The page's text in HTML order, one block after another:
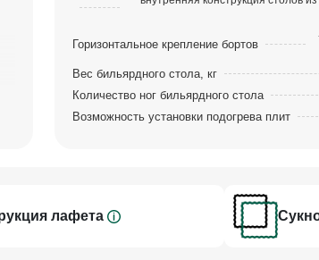
Горизонтальное крепление бортов
Вес бильярдного стола, кг
Количество ног бильярдного стола
Возможность установки подогрева плит
лафета